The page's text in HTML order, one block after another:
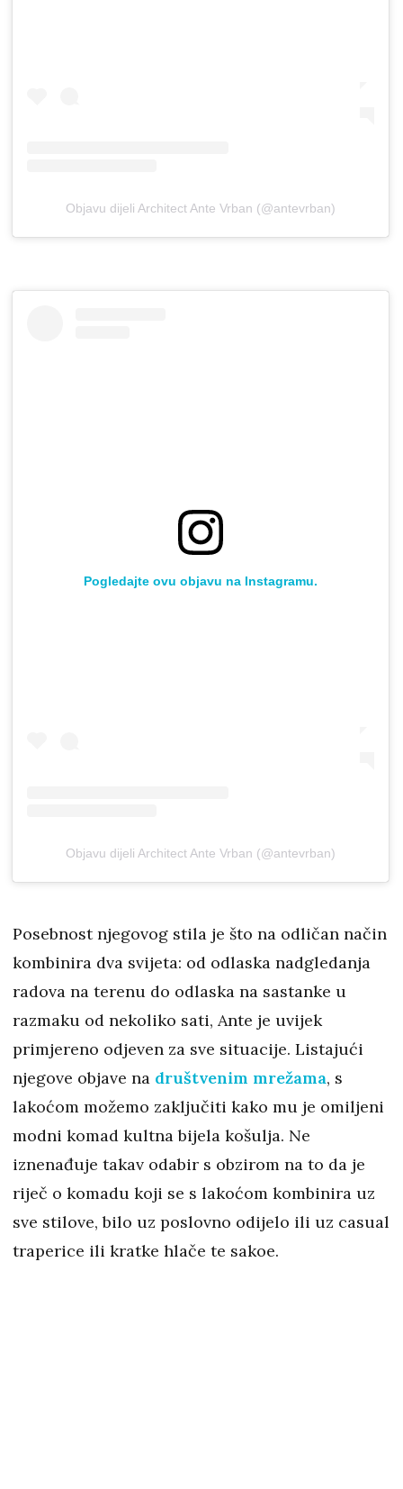
Objavu dijeli Architect Ante Vrban (@antevrban)
Pogledajte ovu objavu na Instagramu.
Objavu dijeli Architect Ante Vrban (@antevrban)
Posebnost njegovog stila je što na odličan način
kombinira dva svijeta: od odlaska nadgledanja
radova na terenu do odlaska na sastanke u
razmaku od nekoliko sati, Ante je uvijek
primjereno odjeven za sve situacije. Listajući
njegove objave na društvenim mrežama, s
lakoćom možemo zaključiti kako mu je omiljeni
modni komad kultna bijela košulja. Ne
iznenađuje takav odabir s obzirom na to da je
riječ o komadu koji se s lakoćom kombinira uz
sve stilove, bilo uz poslovno odijelo ili uz casual
traperice ili kratke hlače te sakoe.